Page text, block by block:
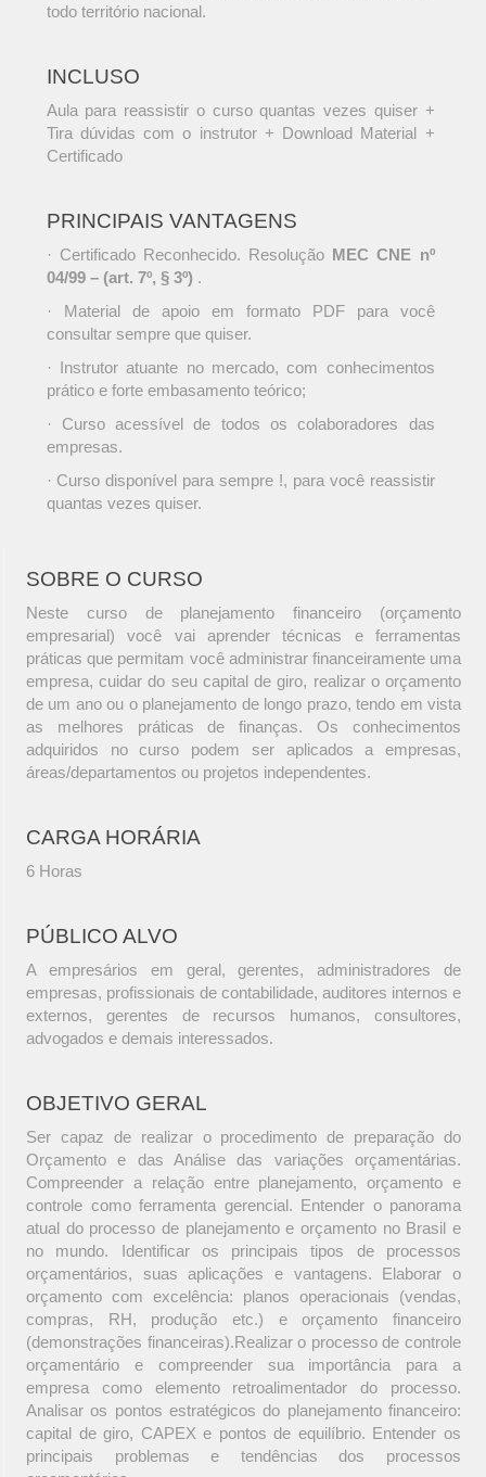
todo território nacional.
INCLUSO
Aula para reassistir o curso quantas vezes quiser +
Tira dúvidas com o instrutor + Download Material +
Certificado
PRINCIPAIS VANTAGENS
· Certificado Reconhecido. Resolução MEC CNE nº
04/99 – (art. 7º, § 3º) .
· Material de apoio em formato PDF para você
consultar sempre que quiser.
· Instrutor atuante no mercado, com conhecimentos
prático e forte embasamento teórico;
· Curso acessível de todos os colaboradores das
empresas.
· Curso disponível para sempre !, para você reassistir
quantas vezes quiser.
SOBRE O CURSO
Neste curso de planejamento financeiro (orçamento
empresarial) você vai aprender técnicas e ferramentas
práticas que permitam você administrar financeiramente uma
empresa, cuidar do seu capital de giro, realizar o orçamento
de um ano ou o planejamento de longo prazo, tendo em vista
as melhores práticas de finanças. Os conhecimentos
adquiridos no curso podem ser aplicados a empresas,
áreas/departamentos ou projetos independentes.
CARGA HORÁRIA
6 Horas
PÚBLICO ALVO
A empresários em geral, gerentes, administradores de
empresas, profissionais de contabilidade, auditores internos e
externos, gerentes de recursos humanos, consultores,
advogados e demais interessados.
OBJETIVO GERAL
Ser capaz de realizar o procedimento de preparação do
Orçamento e das Análise das variações orçamentárias.
Compreender a relação entre planejamento, orçamento e
controle como ferramenta gerencial. Entender o panorama
atual do processo de planejamento e orçamento no Brasil e
no mundo. Identificar os principais tipos de processos
orçamentários, suas aplicações e vantagens. Elaborar o
orçamento com excelência: planos operacionais (vendas,
compras, RH, produção etc.) e orçamento financeiro
(demonstrações financeiras).Realizar o processo de controle
orçamentário e compreender sua importância para a
empresa como elemento retroalimentador do processo.
Analisar os pontos estratégicos do planejamento financeiro:
capital de giro, CAPEX e pontos de equilíbrio. Entender os
principais problemas e tendências dos processos